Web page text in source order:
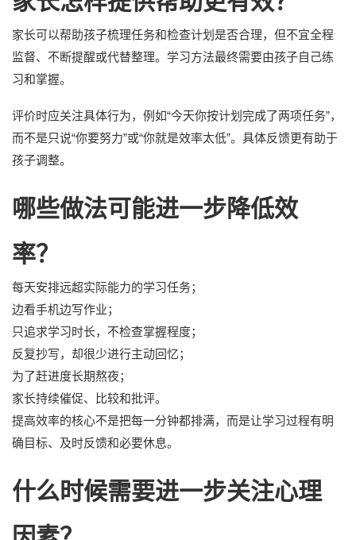
家长可以帮助孩子梳理任务和检查计划是否合理，但不宜全程
监督、不断提醒或代替整理。学习方法最终需要由孩子自己练
习和掌握。
评价时应关注具体行为，例如“今天你按计划完成了两项任务”，
而不是只说“你要努力”或“你就是效率太低”。具体反馈更有助于
孩子调整。
哪些做法可能进一步降低效
率？
每天安排远超实际能力的学习任务；
边看手机边写作业；
只追求学习时长，不检查掌握程度；
反复抄写，却很少进行主动回忆；
为了赶进度长期熬夜；
家长持续催促、比较和批评。
提高效率的核心不是把每一分钟都排满，而是让学习过程有明
确目标、及时反馈和必要休息。
什么时候需要进一步关注心理